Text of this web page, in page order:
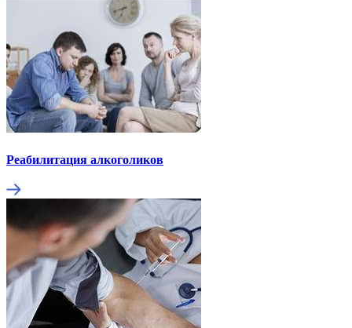
Реабилитация алкоголиков